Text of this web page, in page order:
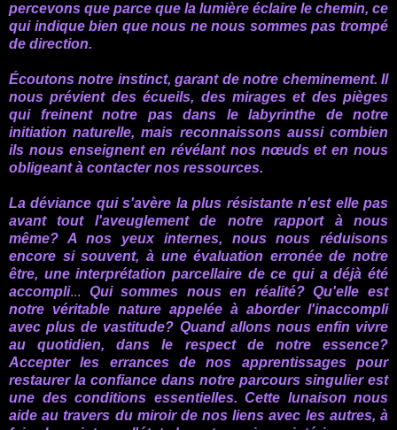
percevons que parce que la lumière éclaire le chemin, ce
qui indique bien que nous ne nous sommes pas trompé
de direction.
Écoutons notre instinct, garant de notre cheminement. Il
nous prévient des écueils, des mirages et des pièges
qui freinent notre pas dans le labyrinthe de notre
initiation naturelle, mais reconnaissons aussi combien
ils nous enseignenten révélant nos nœudset en nous
obligeant à contacter nos ressources.
La déviance qui s'avère la plus résistanten'est elle pas
avant tout l'aveuglement de notre rapport à nous
même? A nos yeux internes, nous nous réduisons
encore si souvent, à une évaluation erronée de notre
être, une interprétation parcellaire de ce qui a déjà été
accompli... Qui sommes nous en réalité? Qu'elle est
notre véritable nature appelée à aborder l'inaccompli
avec plus de vastitude? Quand allons nous enfin vivre
au quotidien, dans le respect de notre essence?
Accepterles errances de nos apprentissages pour
restaurer la confiance dans notre parcours singulier est
une des conditions essentielles. Cette lunaison nous
aide au travers du miroir de nos liens avec les autres, à